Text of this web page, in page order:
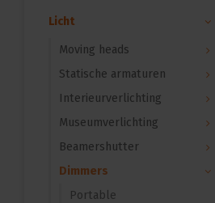
Licht
Moving heads
Statische armaturen
Interieurverlichting
Museumverlichting
Beamershutter
Dimmers
Portable